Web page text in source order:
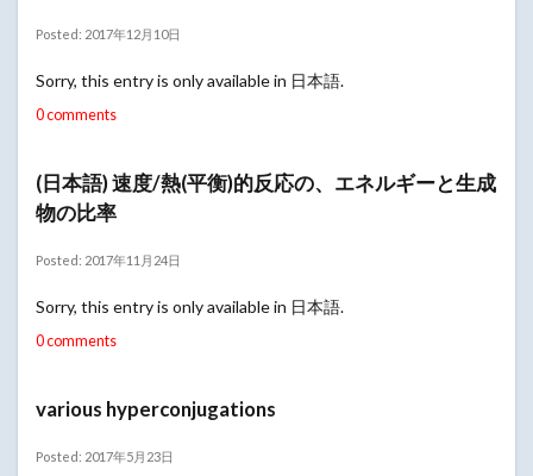
Posted: 2017年12月10日
Sorry, this entry is only available in 日本語.
0 comments
(日本語) 速度/熱(平衡)的反応の、エネルギーと生成
物の比率
Posted: 2017年11月24日
Sorry, this entry is only available in 日本語.
0 comments
various hyperconjugations
Posted: 2017年5月23日